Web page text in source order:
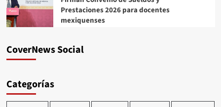
Prestaciones 2026 para docentes
mexiquenses
CoverNews Social
Categorías